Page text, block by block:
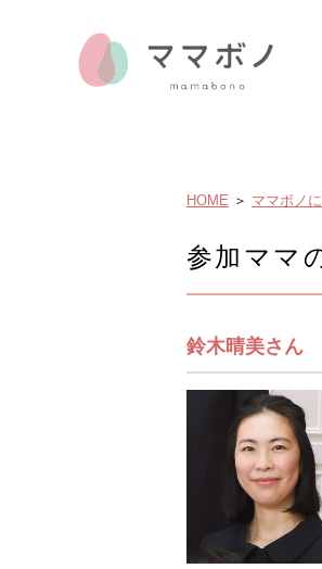
HOME ＞ ママボノ
参加ママ
鈴木晴美さん